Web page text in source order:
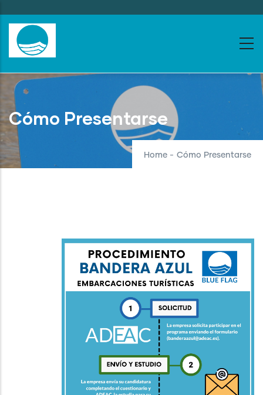
to
main
content
Cómo Presentarse
Home - Cómo Presentarse